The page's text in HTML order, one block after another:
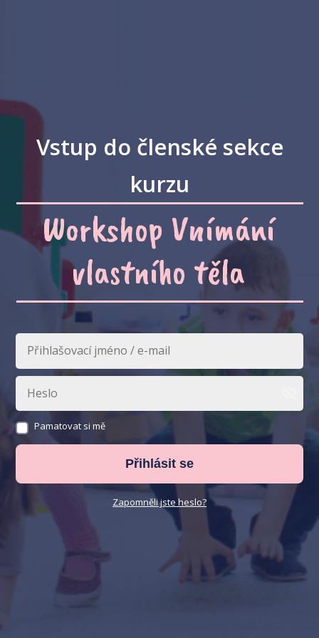
Vstup do členské sekce
kurzu
Workshop Vnímání
vlastního těla
Pamatovat si mě
Přihlásit se
Zapomněli jste heslo?